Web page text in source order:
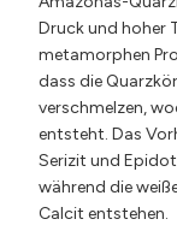
Druck und hoher
metamorphen
dass die
verschmelzen,
entsteht. Das
Serizit und
während die
Calcit entstehen.